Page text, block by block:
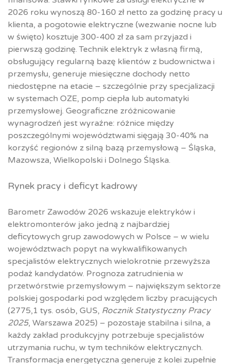
2026 roku wynoszą 80-160 zł netto za godzinę pracy u
klienta, a pogotowie elektryczne (wezwanie nocne lub
w święto) kosztuje 300-400 zł za sam przyjazd i
pierwszą godzinę. Technik elektryk z własną firmą,
obsługujący regularną bazę klientów z budownictwa i
przemysłu, generuje miesięczne dochody netto
niedostępne na etacie – szczególnie przy specjalizacji
w systemach OZE, pomp ciepła lub automatyki
przemysłowej. Geograficzne zróżnicowanie
wynagrodzeń jest wyraźne: różnice między
poszczególnymi województwami sięgają 30-40% na
korzyść regionów z silną bazą przemysłową – Śląska,
Mazowsza, Wielkopolski i Dolnego Śląska.
Rynek pracy i deficyt kadrowy
Barometr Zawodów 2026 wskazuje elektryków i
elektromonterów jako jedną z najbardziej
deficytowych grup zawodowych w Polsce – w wielu
województwach popyt na wykwalifikowanych
specjalistów elektrycznych wielokrotnie przewyższa
podaż kandydatów. Prognoza zatrudnienia w
przetwórstwie przemysłowym – największym sektorze
polskiej gospodarki pod względem liczby pracujących
(2775,1 tys. osób, GUS, Rocznik Statystyczny Pracy
2025, Warszawa 2025) – pozostaje stabilna i silna, a
każdy zakład produkcyjny potrzebuje specjalistów
utrzymania ruchu, w tym techników elektrycznych.
Transformacja energetyczna generuje z kolei zupełnie